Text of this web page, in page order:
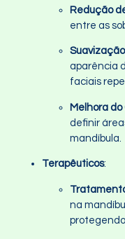
Redução
entre as
aparência
faciais
Melhora do
definir
mandíbula.
Terapêuticos:
na